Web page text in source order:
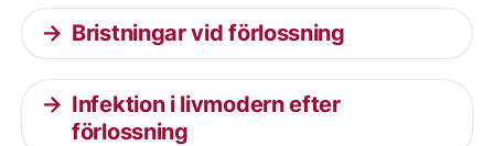
Bristningar vid förlossning
Infektion i livmodern efter
förlossning